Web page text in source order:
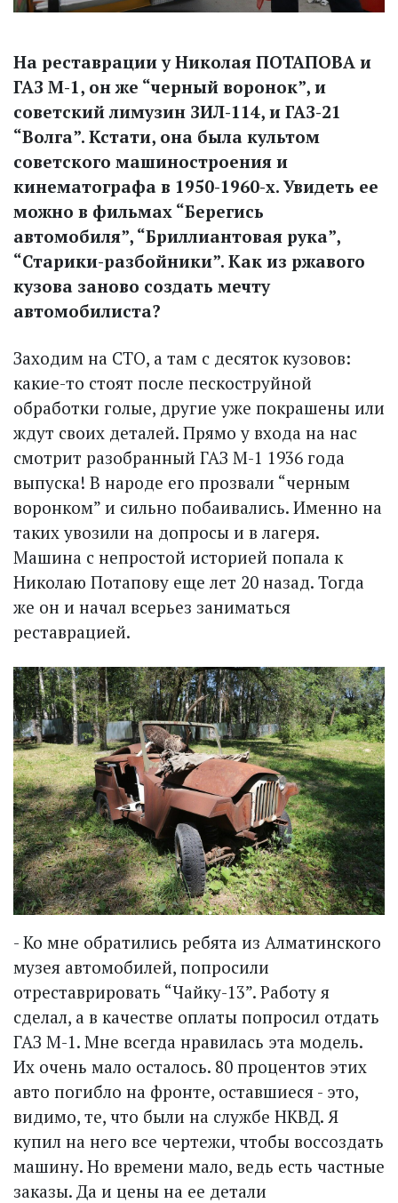
На реставрации у Николая ПОТАПОВА и
ГАЗ М-1, он же “черный воронок”, и
советский лимузин ЗИЛ-114, и ГАЗ-21
“Волга”. Кстати, она была культом
советского машиностроения и
кинематографа в 1950-1960-х. Увидеть ее
можно в фильмах “Берегись
автомобиля”, “Бриллиантовая рука”,
“Старики-разбойники”. Как из ржавого
кузова заново создать мечту
автомобилиста?
Заходим на СТО, а там с десяток кузовов:
какие-то стоят после пескоструйной
обработки голые, другие уже покрашены или
ждут своих деталей. Прямо у входа на нас
смотрит разобранный ГАЗ М-1 1936 года
выпуска! В народе его прозвали “черным
воронком” и сильно побаивались. Именно на
таких увозили на допросы и в лагеря.
Машина с непростой историей попала к
Николаю Потапову еще лет 20 назад. Тогда
же он и начал всерьез заниматься
реставрацией.
- Ко мне обратились ребята из Алматинского
музея автомобилей, попросили
отреставрировать “Чайку-13”. Работу я
сделал, а в качестве оплаты попросил отдать
ГАЗ М-1. Мне всегда нравилась эта модель.
Их очень мало осталось. 80 процентов этих
авто погибло на фронте, оставшиеся - это,
видимо, те, что были на службе НКВД. Я
купил на него все чертежи, чтобы воссоздать
машину. Но времени мало, ведь есть частные
заказы. Да и цены на ее детали